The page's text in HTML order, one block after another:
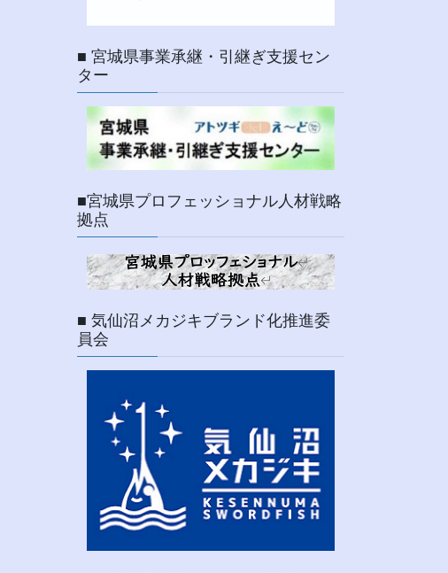
■ 宮城県事業承継・引継ぎ支援セン
ター
■宮城県プロフェッショナル人材戦略
拠点
■ 気仙沼メカジキブランド化推進委
員会